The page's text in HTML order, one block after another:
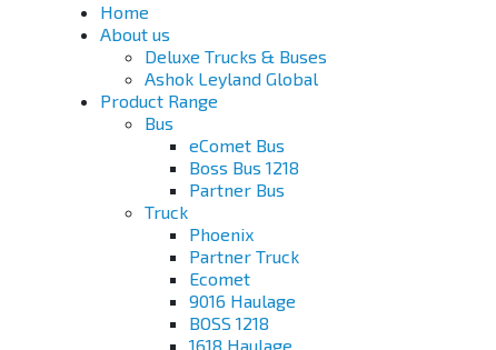
Home
About us
Deluxe Trucks & Buses
Ashok Leyland Global
Product Range
Bus
eComet Bus
Boss Bus 1218
Partner Bus
Truck
Phoenix
Partner Truck
Ecomet
9016 Haulage
BOSS 1218
1618 Haulage